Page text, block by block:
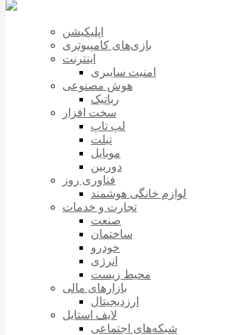
اپلیکیشن
بازی‌های کامپیوتری
اینترنت
امنیت سایبری
هوش مصنوعی
رباتیک
سخت افزار
لپ تاپ
تبلت
موبایل
دوربین
فناوری روز
لوازم خانگی هوشمند
تجارت و خدمات
صنعت
ساختمان
خودرو
انرژی
محیط زیست
بازارهای مالی
ارزدیجیتال
لایف استایل
شبکه‌های اجتماعی